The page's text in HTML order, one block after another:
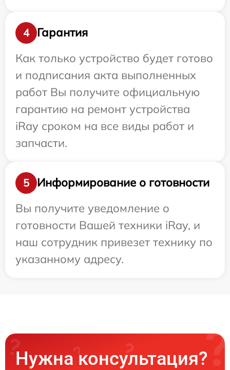
4
Гарантия
Как только устройство будет готово
и подписания акта выполненных
работ Вы получите официальную
гарантию на ремонт устройства
iRay сроком на все виды работ и
запчасти.
5
Информирование о готовности
Вы получите уведомление о
готовности Вашей техники iRay, и
наш сотрудник привезет технику по
указанному адресу.
Нужна консультация?